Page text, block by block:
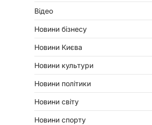
Відео
Новини бізнесу
Новини Києва
Новини культури
Новини політики
Новини світу
Новини спорту